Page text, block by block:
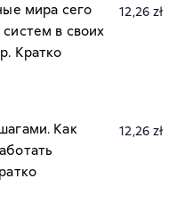
мира сего
в своих
Кратко
12,26 zł
Как
12,26 zł